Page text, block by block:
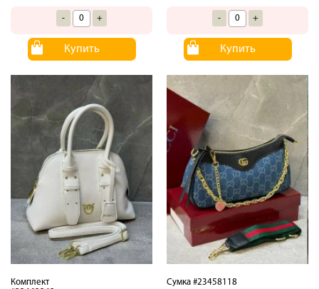
- +
Купить
- +
Купить
Комплект
Сумка #23458118